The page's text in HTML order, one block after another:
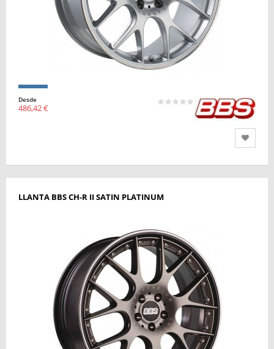
Desde
486,42 €
LLANTA BBS CH-R II SATIN PLATINUM